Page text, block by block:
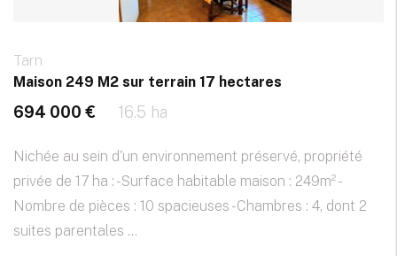
Tarn
Maison 249 M2 sur terrain 17 hectares
694 000 € 16.5 ha
Nichée au sein d'un environnement préservé, propriété
privée de 17 ha : -Surface habitable maison : 249m² -
Nombre de pièces : 10 spacieuses -Chambres : 4, dont 2
suites parentales ...